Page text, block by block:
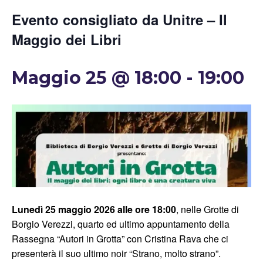
Evento consigliato da Unitre – Il
Maggio dei Libri
Maggio 25 @ 18:00 - 19:00
Lunedì 25 maggio 2026 alle ore 18:00, nelle Grotte di
Borgio Verezzi, quarto ed ultimo appuntamento della
Rassegna “Autori in Grotta” con Cristina Rava che ci
presenterà il suo ultimo noir “Strano, molto strano”.